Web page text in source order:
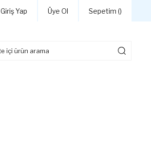
Giriş Yap Üye Ol Sepetim ()